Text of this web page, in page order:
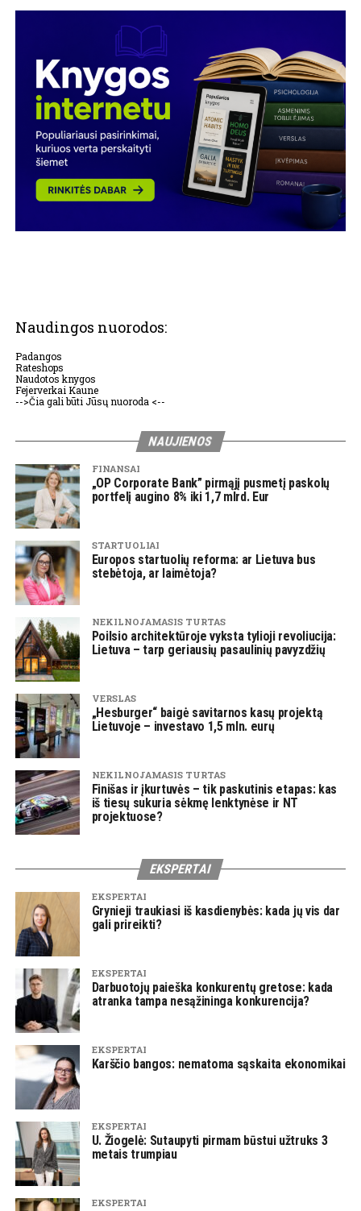
Naudingos nuorodos:
Padangos
Rateshops
Naudotos knygos
Fejerverkai Kaune
-->Čia gali būti Jūsų nuoroda <--
NAUJIENOS
FINANSAI
„OP Corporate Bank” pirmąjį pusmetį paskolų
portfelį augino 8% iki 1,7 mlrd. Eur
STARTUOLIAI
Europos startuolių reforma: ar Lietuva bus
stebėtoja, ar laimėtoja?
NEKILNOJAMASIS TURTAS
Poilsio architektūroje vyksta tylioji revoliucija:
Lietuva – tarp geriausių pasaulinių pavyzdžių
VERSLAS
„Hesburger“ baigė savitarnos kasų projektą
Lietuvoje – investavo 1,5 mln. eurų
NEKILNOJAMASIS TURTAS
Finišas ir įkurtuvės – tik paskutinis etapas: kas
iš tiesų sukuria sėkmę lenktynėse ir NT
projektuose?
EKSPERTAI
EKSPERTAI
Grynieji traukiasi iš kasdienybės: kada jų vis dar
gali prireikti?
EKSPERTAI
Darbuotojų paieška konkurentų gretose: kada
atranka tampa nesąžininga konkurencija?
EKSPERTAI
Karščio bangos: nematoma sąskaita ekonomikai
EKSPERTAI
U. Žiogelė: Sutaupyti pirmam būstui užtruks 3
metais trumpiau
EKSPERTAI